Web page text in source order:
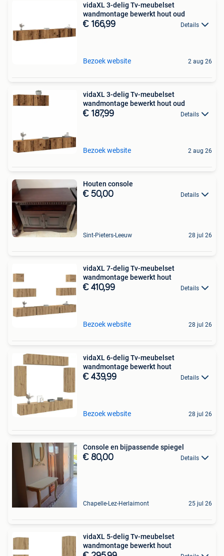
vidaXL 3-delig Tv-meubelset
wandmontage bewerkt hout oud
€ 166,99 Details
Bezoek website 2 aug 26
vidaXL 3-delig Tv-meubelset
wandmontage bewerkt hout oud
€ 187,99 Details
Bezoek website 2 aug 26
Houten console
€ 50,00 Details
Sint-Pieters-Leeuw 28 jul 26
vidaXL 7-delig Tv-meubelset
wandmontage bewerkt hout
€ 410,99 Details
Bezoek website 28 jul 26
vidaXL 6-delig Tv-meubelset
wandmontage bewerkt hout
€ 439,99 Details
Bezoek website 28 jul 26
Console en bijpassende spiegel
€ 80,00 Details
Chapelle-Lez-Herlaimont 25 jul 26
vidaXL 5-delig Tv-meubelset
wandmontage bewerkt hout